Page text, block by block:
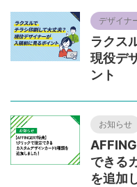
デザイナ
ラクス
現役デ
ント
お知らせ
できる
を追加